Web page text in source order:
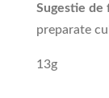
Sugestie de
preparate
13g